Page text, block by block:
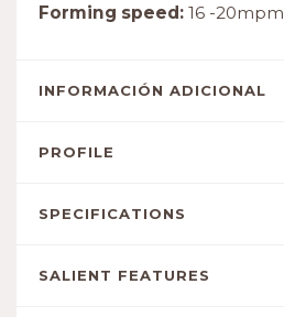
Forming speed: 16 -20mpm
INFORMACIÓN ADICIONAL
PROFILE
SPECIFICATIONS
SALIENT FEATURES